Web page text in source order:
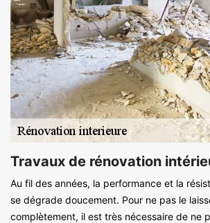
Travaux de rénovation
Au fil des années, la performance et la
se dégrade doucement. Pour ne pas le
complètement, il est très nécessaire de ne